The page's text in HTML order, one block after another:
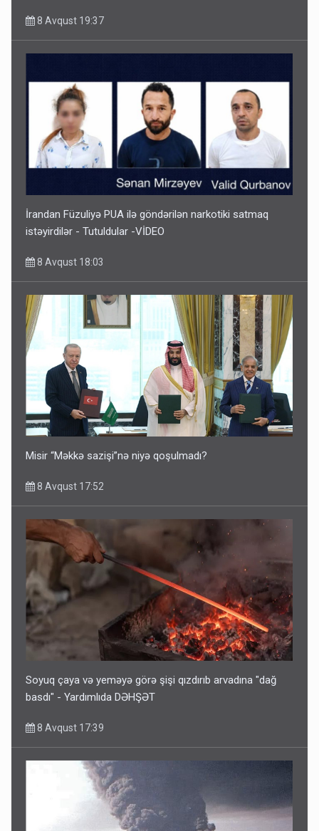
8 Avqust 19:37
İrandan Füzuliyə PUA ilə göndərilən narkotiki satmaq
istəyirdilər - Tutuldular -VİDEO
8 Avqust 18:03
Misir “Məkkə sazişi”nə niyə qoşulmadı?
8 Avqust 17:52
Soyuq çaya və yeməyə görə şişi qızdırıb arvadına "dağ
basdı" - Yardımlıda DƏHŞƏT
8 Avqust 17:39